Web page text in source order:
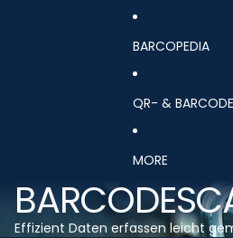
BARCOPEDIA
QR- &
MORE
Effizient Daten erfassen leicht